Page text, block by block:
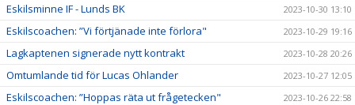
Eskilsminne IF - Lunds BK 2023-10-30 13:10
Eskilscoachen: ”Vi förtjänade inte förlora" 2023-10-29 19:16
Lagkaptenen signerade nytt kontrakt 2023-10-28 20:26
Omtumlande tid för Lucas Ohlander 2023-10-27 12:05
Eskilscoachen: ”Hoppas räta ut frågetecken" 2023-10-26 22:58